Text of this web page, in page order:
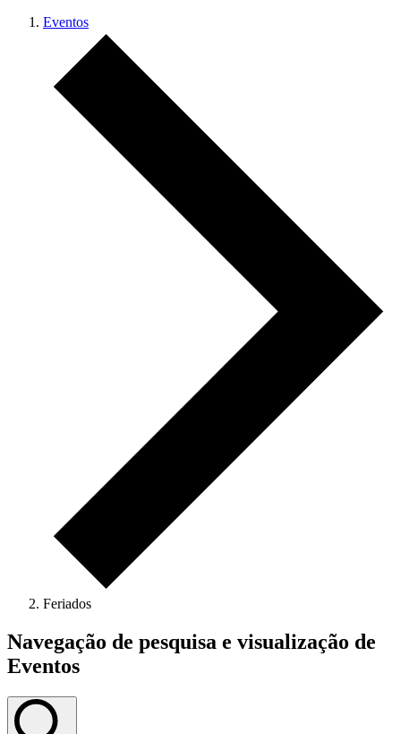
Eventos
Feriados
Eventos
Navegação de pesquisa e visualização de
Eventos